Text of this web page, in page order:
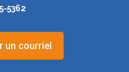
5362
un courriel